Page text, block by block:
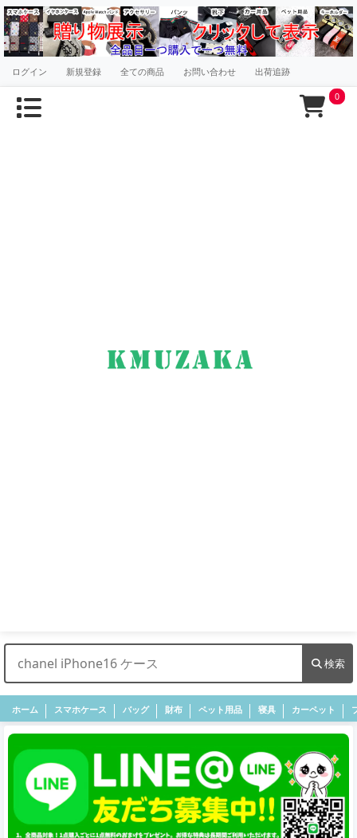
ログイン 新規登録 全ての商品 お問い合わせ 出荷追跡
0
検索
ホーム スマホケース バッグ 財布 ペット用品 寝具 カーペット